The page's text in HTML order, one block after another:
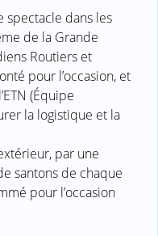
spectacle dans les
de la Grande
Routiers et
pour l’occasion, et
(Équipe
la logistique et la
par une
santons de chaque
pour l’occasion